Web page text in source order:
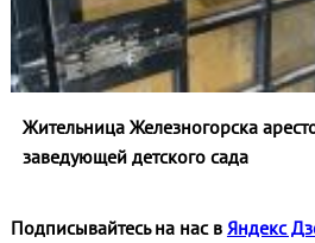
Жительница Железногорска
заведующей детского сада
Подписывайтесь на нас в Яндекс